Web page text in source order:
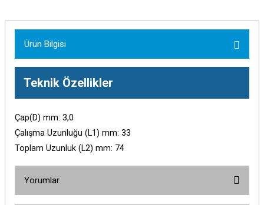
Ürün Bilgisi
Teknik Özellikler
Çap(D) mm: 3,0
Çalışma Uzunluğu (L1) mm: 33
Toplam Uzunluk (L2) mm: 74
Yorumlar